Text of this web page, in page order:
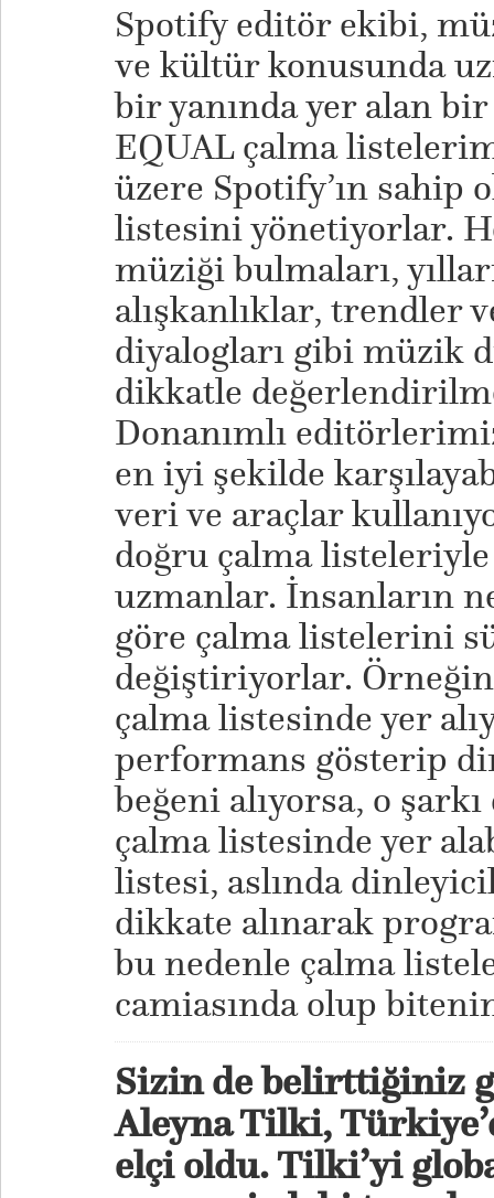
Spotify editör ekibi,
ve kültür konusunda
bir yanında yer alan
EQUAL çalma
üzere Spotify’ın sahip
listesini yönetiyorlar.
müziği bulmaları,
alışkanlıklar, trendler
diyalogları gibi müzik
dikkatle
Donanımlı
en iyi şekilde
veri ve araçlar
doğru çalma
uzmanlar. İnsanların
göre çalma listelerini
değiştiriyorlar.
çalma listesinde yer
performans gösterip
beğeni alıyorsa, o
çalma listesinde yer
listesi, aslında
dikkate alınarak
bu nedenle çalma
camiasında olup
Sizin de belirttiğiniz
Aleyna Tilki,
elçi oldu. Tilki’yi